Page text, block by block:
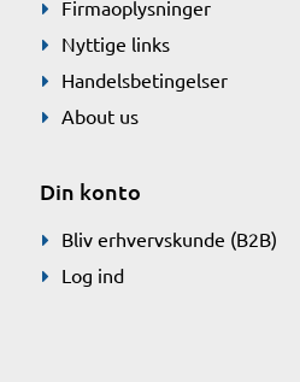
Firmaoplysninger
Nyttige links
Handelsbetingelser
About us
Din konto
Bliv erhvervskunde (B2B)
Log ind